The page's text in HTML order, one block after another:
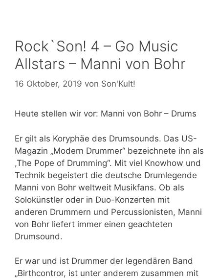
Rock`Son! 4 – Go Music
Allstars – Manni von Bohr
16 Oktober, 2019 von Son'Kult!
Heute stellen wir vor: Manni von Bohr – Drums
Er gilt als Koryphäe des Drumsounds. Das US-
Magazin „Modern Drummer“ bezeichnete ihn als
,The Pope of Drumming“. Mit viel Knowhow und
Technik begeistert die deutsche Drumlegende
Manni von Bohr weltweit Musikfans. Ob als
Solokünstler oder in Duo-Konzerten mit
anderen Drummern und Percussionisten, Manni
von Bohr liefert immer einen geachteten
Drumsound.
Er war und ist Drummer der legendären Band
„Birthcontror, ist unter anderem zusammen mit